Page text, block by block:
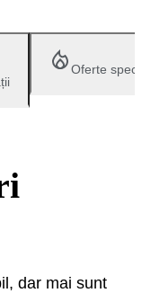
Oferte
dar mai sunt